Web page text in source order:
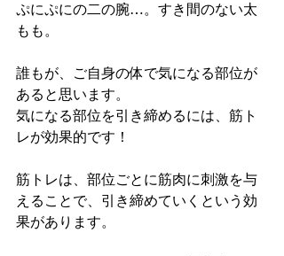
ぷにぷにの二の腕…。すき間のない太
もも。
誰もが、ご自身の体で気になる部位が
あると思います。
気になる部位を引き締めるには、筋ト
レが効果的です！
筋トレは、部位ごとに筋肉に刺激を与
えることで、引き締めていくという効
果があります。